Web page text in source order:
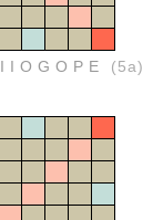
IIOGOPE (5a)